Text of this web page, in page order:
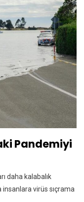
Pandemiyi
daha kalabalık
insanlara virüs sıçrama